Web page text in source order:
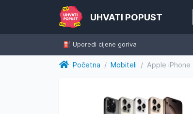
UHVATI POPUST
⛽️ Uporedi cijene goriva
Početna / Mobiteli / Apple iPhone